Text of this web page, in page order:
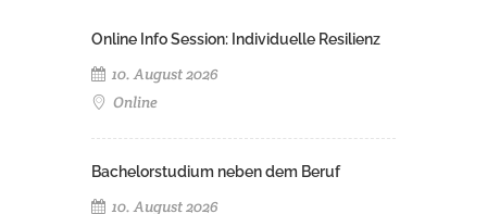
Online Info Session: Individuelle Resilienz
10. August 2026
Online
Bachelorstudium neben dem Beruf
10. August 2026